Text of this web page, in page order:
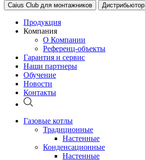
Caius Club для монтажников Дистрибьютор
Продукция
Компания
О Компании
Референц-объекты
Гарантия и сервис
Наши партнеры
Обучение
Новости
Контакты
Газовые котлы
Традиционные
Настенные
Конденсационные
Настенные